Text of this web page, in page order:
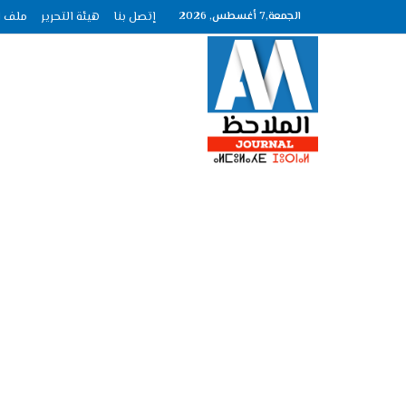
الجمعة,7 أغسطس, 2026 إتصل بنا هيئة التحرير ملف